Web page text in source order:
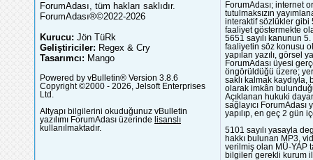
ForumAdası, tüm hakları saklıdır.
ForumAdası®©2022-2026
Kurucu: Jön TüRk
Geliştiriciler: Regex & Cry
Tasarımcı: Mango
Powered by vBulletin® Version 3.8.6
Copyright ©2000 - 2026, Jelsoft Enterprises
Ltd.
Altyapı bilgilerini okuduğunuz vBulletin
yazılımı ForumAdası üzerinde lisanslı
kullanılmaktadır.
ForumAdası; internet
tutulmaksızın
interaktif sözlükler gibi
faaliyet göstermekte
5651 sayılı kanunun
faaliyetin söz konusu
yapılan yazılı, görsel
ForumAdası üyesi
öngörüldüğü üzere;
saklı kalmak
olarak imkân
Açıklanan hukuki
sağlayıcı
yapılıp, en geç 2 gün
5101 sayılı yasayla
hakkı bulunan MP3,
verilmiş olan MÜ-YAP
bilgileri gerekli kurum